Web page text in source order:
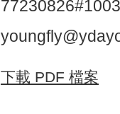
下載 PDF 檔案